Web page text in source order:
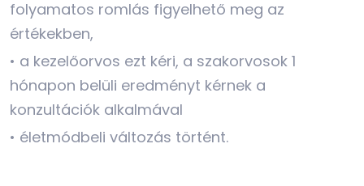
folyamatos romlás figyelhető meg az
értékekben,
• a kezelőorvos ezt kéri, a szakorvosok 1
hónapon belüli eredményt kérnek a
konzultációk alkalmával
• életmódbeli változás történt.